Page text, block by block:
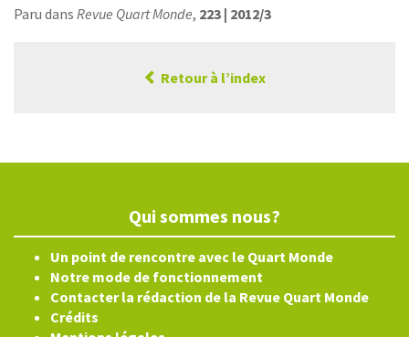
Paru dans Revue Quart Monde, 223 | 2012/3
Retour à l’index
Qui sommes nous?
Un point de rencontre avec le Quart Monde
Notre mode de fonctionnement
Contacter la rédaction de la Revue Quart Monde
Crédits